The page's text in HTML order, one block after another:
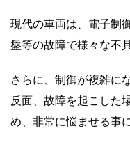
現代の車両は、電子制
盤等の故障で様々な不
さらに、制御が複雑に
反面、故障を起こした
め、非常に悩ませる事